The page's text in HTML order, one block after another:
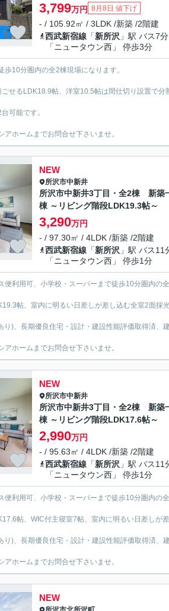
3,799万円 8月8日 値下げ
- / 105.92㎡ / 3LDK /新築 /2階建
西武新宿線 「新所沢 」駅 バス7
「ニュータウン西」 停歩3分
歩10分圏内の全2棟現場になります。
せるLDK18.9帖、洋室10.5帖は間仕切り設置で
可能です。
ホームまでお問合せ下さいませ。
NEW
所沢市中新井
所沢市中新井3丁目・全2棟 新
棟 ～リビング階段LDK19.3帖～
3,290万円
- / 97.30㎡ / 4LDK /新築 /2階建
西武新宿線 「新所沢 」駅 バス11
「ニュータウン西」 停歩1分
便利用可、小学校・スーパーまで徒歩10分圏内の
帖、室内に明るい日差しが差し込む全室2面採光
り)、長期優良住宅・設計・建設性能評価取得済、
ホームまでお問合せ下さいませ。
NEW
所沢市中新井
所沢市中新井3丁目・全2棟 新
棟 ～リビング階段LDK17.6帖～
2,990万円
- / 95.63㎡ / 4LDK /新築 /2階建
西武新宿線 「新所沢 」駅 バス11
「ニュータウン西」 停歩1分
便利用可、小学校・スーパーまで徒歩10分圏内の
帖、WIC付主寝室7帖、室内に明るい日差しが
り)、長期優良住宅・設計・建設性能評価取得済、
ホームまでお問合せ下さいませ。
NEW